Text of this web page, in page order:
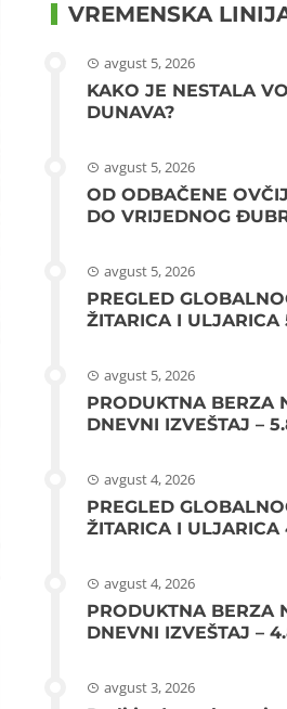
VREMENSKA
avgust 5, 2026
KAKO JE NESTALA
DUNAVA?
avgust 5, 2026
OD ODBAČENE
DO VRIJEDNOG
avgust 5, 2026
PREGLED
ŽITARICA I ULJARICA
avgust 5, 2026
PRODUKTNA BERZA
DNEVNI IZVEŠTAJ –
avgust 4, 2026
PREGLED
ŽITARICA I ULJARICA
avgust 4, 2026
PRODUKTNA BERZA
DNEVNI IZVEŠTAJ –
avgust 3, 2026